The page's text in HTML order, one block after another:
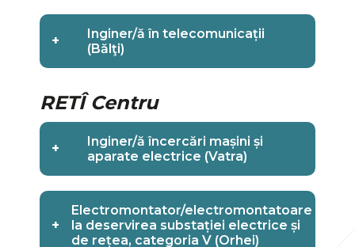
+
Inginer/ă în telecomunicații
(Bălţi)
RETÎ Centru
+
Inginer/ă încercări mașini și
aparate electrice (Vatra)
+
Electromontator/electromontatoare
la deservirea substației electrice și
de rețea, categoria V (Orhei)